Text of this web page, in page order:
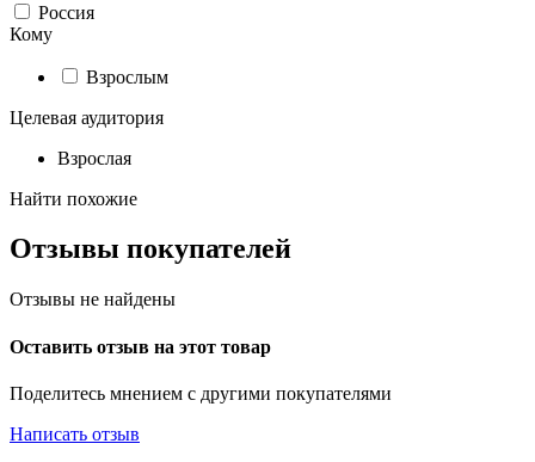
Россия
Кому
Взрослым
Целевая аудитория
Взрослая
Найти похожие
Отзывы покупателей
Отзывы не найдены
Оставить отзыв на этот товар
Поделитесь мнением с другими покупателями
Написать отзыв